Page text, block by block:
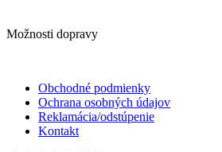
Možnosti dopravy
Obchodné podmienky
Ochrana osobných údajov
Reklamácia/odstúpenie
Kontakt